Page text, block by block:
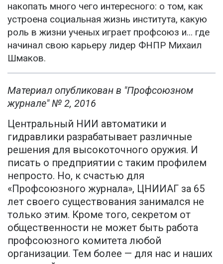
накопать много чего интересного: о том, как
устроена социальная жизнь института, какую
роль в жизни ученых играет профсоюз и... где
начинал свою карьеру лидер ФНПР Михаил
Шмаков.
Материал опубликован в "Профсоюзном
журнале" № 2, 2016
Центральный НИИ автоматики и
гидравлики разрабатывает различные
решения для высокоточного оружия. И
писать о предприятии с таким профилем
непросто. Но, к счастью для
«Профсоюзного журнала», ЦНИИАГ за 65
лет своего существования занимался не
только этим. Кроме того, секретом от
общественности не может быть работа
профсоюзного комитета любой
организации. Тем более — для нас и наших